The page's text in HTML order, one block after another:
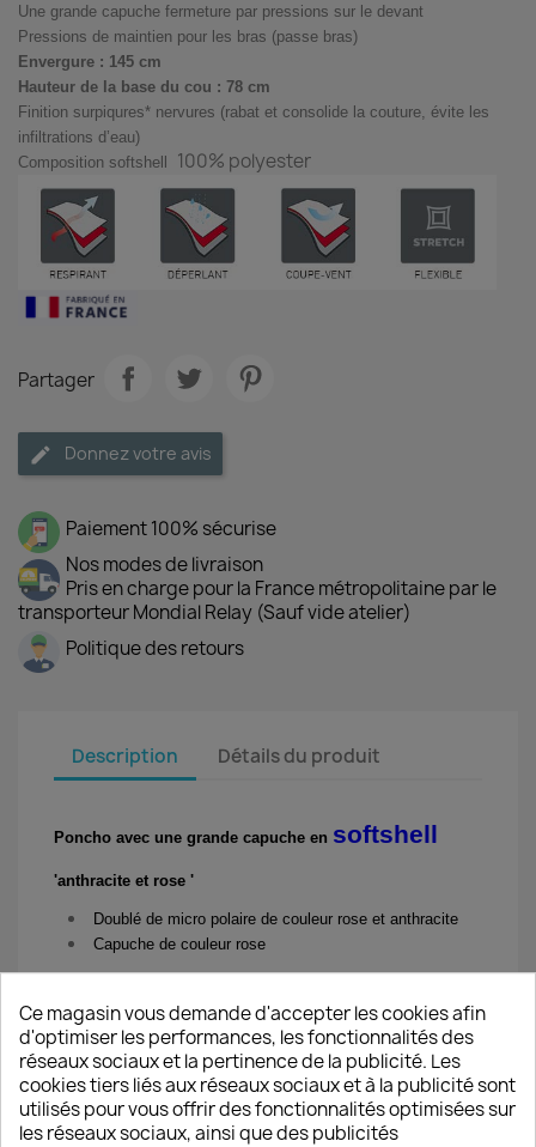
Une grande capuche fermeture par pressions sur le devant
Pressions de maintien pour les bras (passe bras)
Envergure : 145 cm
Hauteur de la base du cou : 78 cm
Finition surpiqures* nervures (rabat et consolide la couture, évite les
infiltrations d’eau)
Composition softshell 100% polyester
Partager
Donnez votre avis
Paiement 100% sécurise
Nos modes de livraison
Pris en charge pour la France métropolitaine par le
transporteur Mondial Relay (Sauf vide atelier)
Politique des retours
Description Détails du produit
Poncho avec une grande capuche en softshell
'anthracite et rose '
Doublé de micro polaire de couleur rose et anthracite
Capuche de couleur rose
Passe-bras souligné par pression
Surpiqûres nervures pour éviter infiltration des eaux de pluie
Fermeture par pression sur le devant
Ce magasin vous demande d'accepter les cookies afin
d'optimiser les performances, les fonctionnalités des
réseaux sociaux et la pertinence de la publicité. Les
cookies tiers liés aux réseaux sociaux et à la publicité sont
utilisés pour vous offrir des fonctionnalités optimisées sur
les réseaux sociaux, ainsi que des publicités